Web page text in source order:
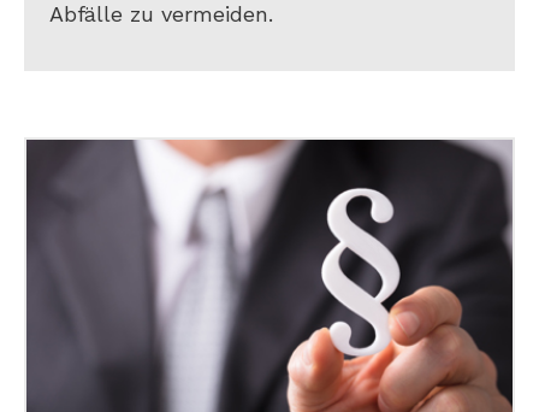
Abfälle zu vermeiden.